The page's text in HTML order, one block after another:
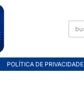
POLÍTICA DE PRIVACIDADE